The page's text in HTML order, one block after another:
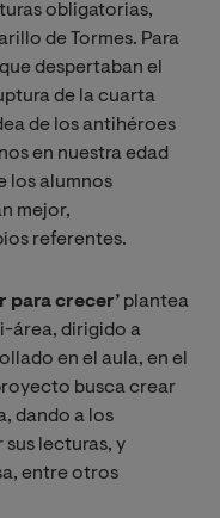
obligatorias,
de Tormes. Para
despertaban el
de la cuarta
de los antihéroes
en nuestra edad
los alumnos
mejor,
referentes.
para crecer’ plantea
área, dirigido a
en el aula, en el
busca crear
dando a los
lecturas, y
entre otros